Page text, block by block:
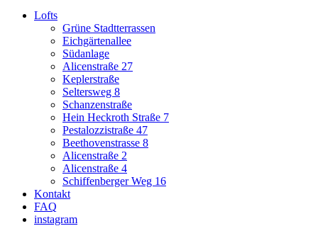
Lofts
Grüne Stadtterrassen
Eichgärtenallee
Südanlage
Alicenstraße 27
Keplerstraße
Seltersweg 8
Schanzenstraße
Hein Heckroth Straße 7
Pestalozzistraße 47
Beethovenstrasse 8
Alicenstraße 2
Alicenstraße 4
Schiffenberger Weg 16
Kontakt
FAQ
instagram